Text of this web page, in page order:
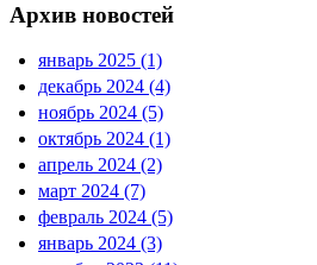
Архив новостей
январь 2025 (1)
декабрь 2024 (4)
ноябрь 2024 (5)
октябрь 2024 (1)
апрель 2024 (2)
март 2024 (7)
февраль 2024 (5)
январь 2024 (3)